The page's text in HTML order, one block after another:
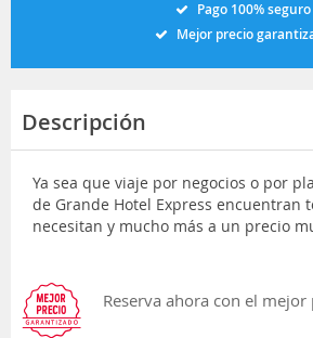
Pago 100% seguro
Mejor precio
Descripción
Ya sea que viaje por negocios o por
de Grande Hotel Express encuentran
necesitan y mucho más a un precio
Reserva ahora con el